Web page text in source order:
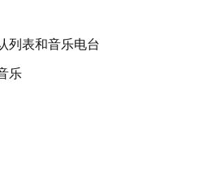
表和音乐电台
乐